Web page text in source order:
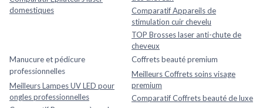
domestiques
Comparatif Appareils de
stimulation cuir chevelu
TOP Brosses laser anti-chute de
cheveux
Manucure et pédicure
professionnelles
Meilleurs Lampes UV LED pour
ongles professionnelles
Coffrets beauté premium
Meilleurs Coffrets soins visage
premium
Comparatif Coffrets beauté de luxe